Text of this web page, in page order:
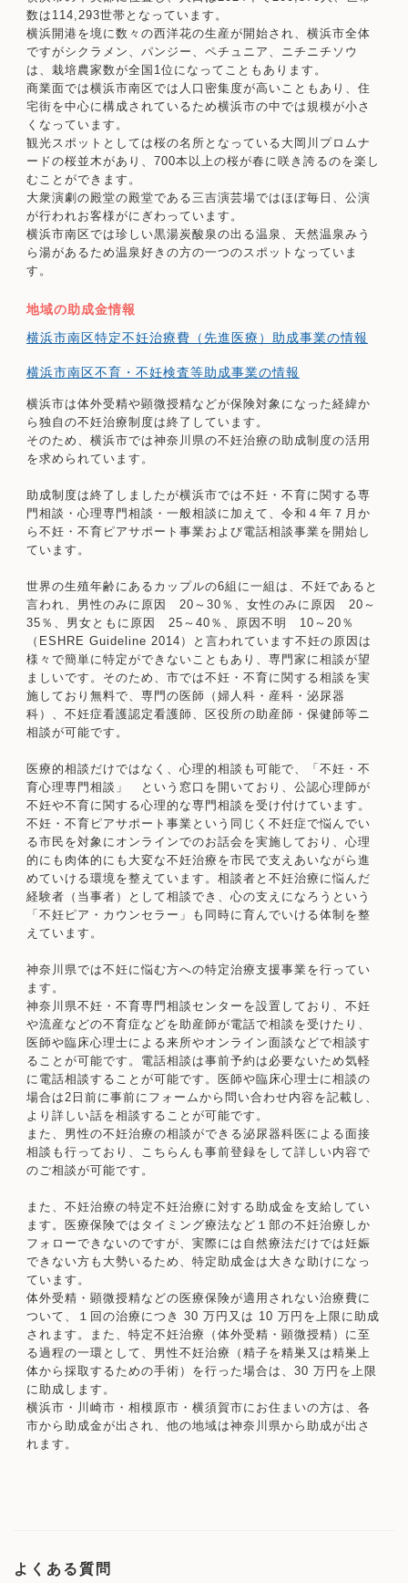
数は114,293世帯となっています。
横浜開港を境に数々の西洋花の生産が開始され、横浜市全体
ですがシクラメン、パンジー、ペチュニア、ニチニチソウ
は、栽培農家数が全国1位になってこともあります。
商業面では横浜市南区では人口密集度が高いこともあり、住
宅街を中心に構成されているため横浜市の中では規模が小さ
くなっています。
観光スポットとしては桜の名所となっている大岡川プロムナ
ードの桜並木があり、700本以上の桜が春に咲き誇るのを楽し
むことができます。
大衆演劇の殿堂の殿堂である三吉演芸場ではほぼ毎日、公演
が行われお客様がにぎわっています。
横浜市南区では珍しい黒湯炭酸泉の出る温泉、天然温泉みう
ら湯があるため温泉好きの方の一つのスポットなっていま
す。
地域の助成金情報
横浜市南区特定不妊治療費（先進医療）助成事業の情報
横浜市南区不育・不妊検査等助成事業の情報
横浜市は体外受精や顕微授精などが保険対象になった経緯か
ら独自の不妊治療制度は終了しています。
そのため、横浜市では神奈川県の不妊治療の助成制度の活用
を求められています。
助成制度は終了しましたが横浜市では不妊・不育に関する専
門相談・心理専門相談・一般相談に加えて、令和４年７月か
ら不妊・不育ピアサポート事業および電話相談事業を開始し
ています。
世界の生殖年齢にあるカップルの6組に一組は、不妊であると
言われ、男性のみに原因 20～30％、女性のみに原因 20～
35％、男女ともに原因 25～40％、原因不明 10～20％
（ESHRE Guideline 2014）と言われています不妊の原因は
様々で簡単に特定ができないこともあり、専門家に相談が望
ましいです。そのため、市では不妊・不育に関する相談を実
施しており無料で、専門の医師（婦人科・産科・泌尿器
科）、不妊症看護認定看護師、区役所の助産師・保健師等ニ
相談が可能です。
医療的相談だけではなく、心理的相談も可能で、「不妊・不
育心理専門相談」 という窓口を開いており、公認心理師が
不妊や不育に関する心理的な専門相談を受け付けています。
不妊・不育ピアサポート事業という同じく不妊症で悩んでい
る市民を対象にオンラインでのお話会を実施しており、心理
的にも肉体的にも大変な不妊治療を市民で支えあいながら進
めていける環境を整えています。相談者と不妊治療に悩んだ
経験者（当事者）として相談でき、心の支えになろうという
「不妊ピア・カウンセラー」も同時に育んでいける体制を整
えています。
神奈川県では不妊に悩む方への特定治療支援事業を行ってい
ます。
神奈川県不妊・不育専門相談センターを設置しており、不妊
や流産などの不育症などを助産師が電話で相談を受けたり、
医師や臨床心理士による来所やオンライン面談などで相談す
ることが可能です。電話相談は事前予約は必要ないため気軽
に電話相談することが可能です。医師や臨床心理士に相談の
場合は2日前に事前にフォームから問い合わせ内容を記載し、
より詳しい話を相談することが可能です。
また、男性の不妊治療の相談ができる泌尿器科医による面接
相談も行っており、こちらんも事前登録をして詳しい内容で
のご相談が可能です。
また、不妊治療の特定不妊治療に対する助成金を支給してい
ます。医療保険ではタイミング療法など１部の不妊治療しか
フォローできないのですが、実際には自然療法だけでは妊娠
できない方も大勢いるため、特定助成金は大きな助けになっ
ています。
体外受精・顕微授精などの医療保険が適用されない治療費に
ついて、１回の治療につき 30 万円又は 10 万円を上限に助成
されます。また、特定不妊治療（体外受精・顕微授精）に至
る過程の一環として、男性不妊治療（精子を精巣又は精巣上
体から採取するための手術）を行った場合は、30 万円を上限
に助成します。
横浜市・川崎市・相模原市・横須賀市にお住まいの方は、各
市から助成金が出され、他の地域は神奈川県から助成が出さ
れます。
よくある質問